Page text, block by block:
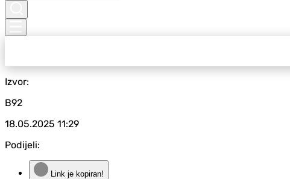
Izvor:
B92
18.05.2025 11:29
Podijeli:
Link je kopiran!